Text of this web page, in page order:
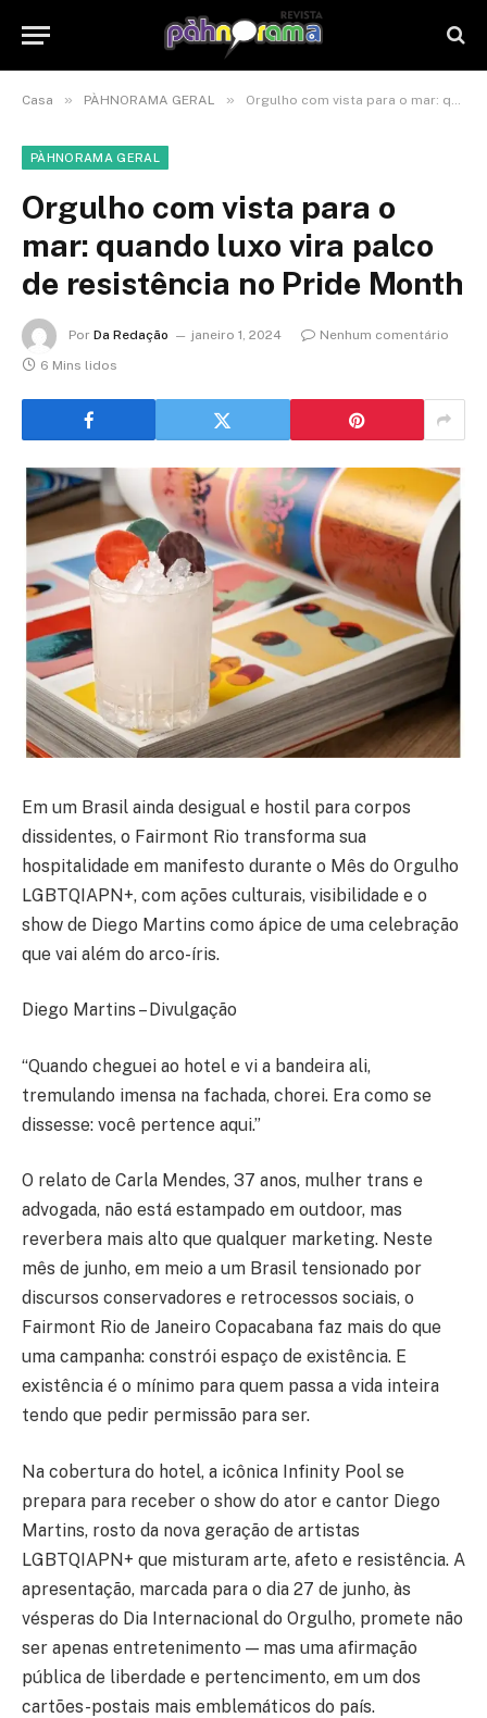
Casa » PÀHNORAMA GERAL » Orgulho com vista para o mar: quando luxo vira palco de resistência no Pride Month
PÀHNORAMA GERAL
Orgulho com vista para o
mar: quando luxo vira palco
de resistência no Pride Month
Por Da Redação janeiro 1, 2024
Nenhum comentário
6 Mins lidos
Em um Brasil ainda desigual e hostil para corpos
dissidentes, o Fairmont Rio transforma sua
hospitalidade em manifesto durante o Mês do Orgulho
LGBTQIAPN+, com ações culturais, visibilidade e o
show de Diego Martins como ápice de uma celebração
que vai além do arco-íris.
Diego Martins – Divulgação
“Quando cheguei ao hotel e vi a bandeira ali,
tremulando imensa na fachada, chorei. Era como se
dissesse: você pertence aqui.”
O relato de Carla Mendes, 37 anos, mulher trans e
advogada, não está estampado em outdoor, mas
reverbera mais alto que qualquer marketing. Neste
mês de junho, em meio a um Brasil tensionado por
discursos conservadores e retrocessos sociais, o
Fairmont Rio de Janeiro Copacabana faz mais do que
uma campanha: constrói espaço de existência. E
existência é o mínimo para quem passa a vida inteira
tendo que pedir permissão para ser.
Na cobertura do hotel, a icônica Infinity Pool se
prepara para receber o show do ator e cantor Diego
Martins, rosto da nova geração de artistas
LGBTQIAPN+ que misturam arte, afeto e resistência. A
apresentação, marcada para o dia 27 de junho, às
vésperas do Dia Internacional do Orgulho, promete não
ser apenas entretenimento — mas uma afirmação
pública de liberdade e pertencimento, em um dos
cartões-postais mais emblemáticos do país.